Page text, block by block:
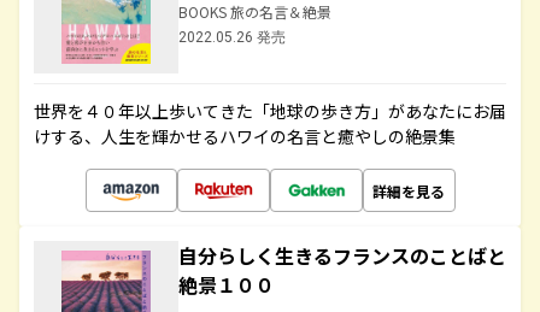
BOOKS 旅の名言＆絶景
2022.05.26 発売
世界を４０年以上歩いてきた「地球の歩き方」があなたにお届
けする、人生を輝かせるハワイの名言と癒やしの絶景集
詳細を見る
自分らしく生きるフランスのことばと
絶景１００